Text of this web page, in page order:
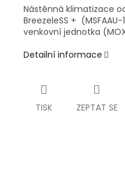
Nástěnná klimatizace
BreezeleSS +
venkovní jednotka
Detailní informace
TISK ZEPTAT SE